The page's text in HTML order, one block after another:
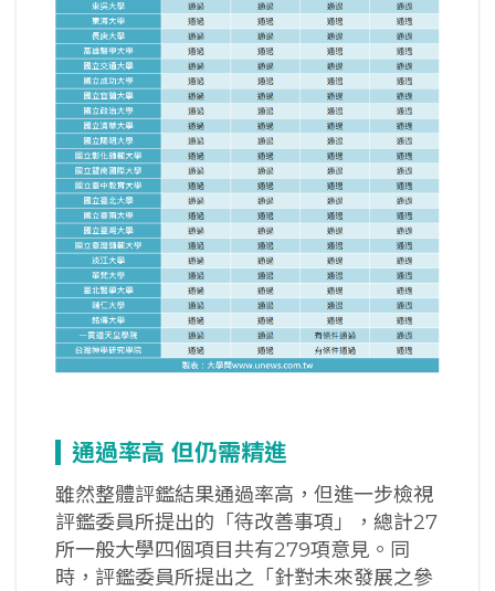
通過率高 但仍需精進
雖然整體評鑑結果通過率高，但進一步檢視
評鑑委員所提出的「待改善事項」，總計27
所一般大學四個項目共有279項意見。同
時，評鑑委員所提出之「針對未來發展之參